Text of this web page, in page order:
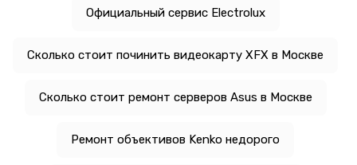
Официальный сервис Electrolux
Сколько стоит починить видеокарту XFX в Москве
Сколько стоит ремонт серверов Asus в Москве
Ремонт объективов Kenko недорого